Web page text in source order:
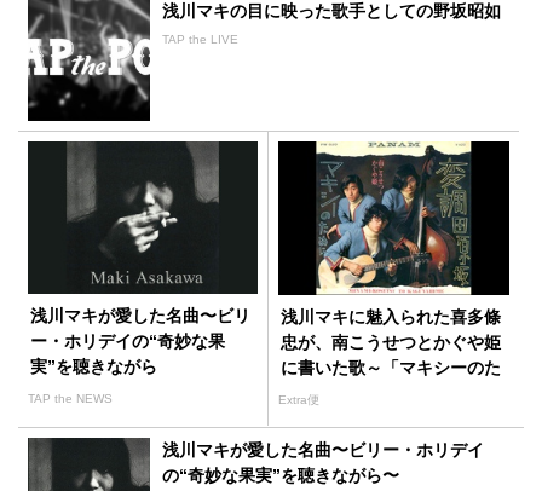
浅川マキの目に映った歌手としての野坂昭如
TAP the LIVE
浅川マキが愛した名曲〜ビリ
ー・ホリデイの“奇妙な果
実”を聴きながら
TAP the NEWS
浅川マキに魅入られた喜多條
忠が、南こうせつとかぐや姫
に書いた歌～「マキシーのた
めに」
Extra便
浅川マキが愛した名曲〜ビリー・ホリデイ
の“奇妙な果実”を聴きながら〜